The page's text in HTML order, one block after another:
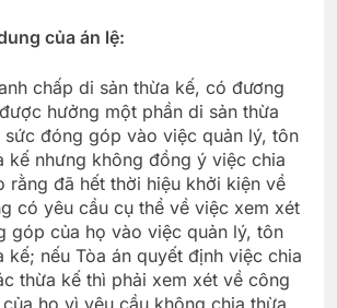
của án lệ:
chấp di sản thừa kế, có đương
hưởng một phần di sản thừa
đóng góp vào việc quản lý, tôn
kế nhưng không đồng ý việc chia
rằng đã hết thời hiệu khởi kiện về
có yêu cầu cụ thể về việc xem xét
góp của họ vào việc quản lý, tôn
kế; nếu Tòa án quyết định việc chia
thừa kế thì phải xem xét về công